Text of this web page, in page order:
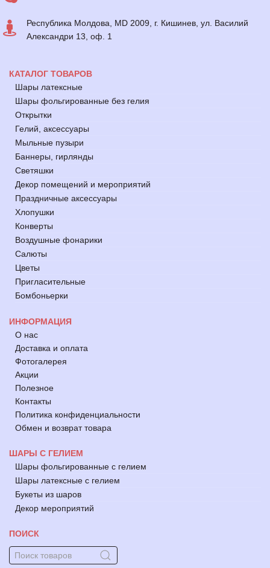
Республика Молдова, MD 2009, г. Кишинев, ул. Василий
Александри 13, оф. 1
КАТАЛОГ ТОВАРОВ
Шары латексные
Шары фольгированные без гелия
Открытки
Гелий, аксессуары
Мыльные пузыри
Баннеры, гирлянды
Светяшки
Декор помещений и мероприятий
Праздничные аксессуары
Хлопушки
Конверты
Воздушные фонарики
Салюты
Цветы
Пригласительные
Бомбоньерки
ИНФОРМАЦИЯ
О нас
Доставка и оплата
Фотогалерея
Акции
Полезное
Контакты
Политика конфиденциальности
Обмен и возврат товара
ШАРЫ С ГЕЛИЕМ
Шары фольгированные с гелием
Шары латексные с гелием
Букеты из шаров
Декор мероприятий
ПОИСК